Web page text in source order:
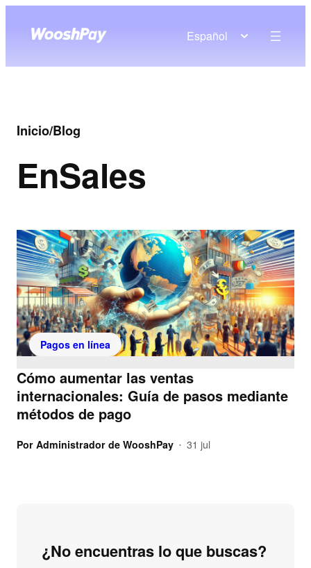
Español
Inicio/Blog
EnSales
Pagos en línea
Cómo aumentar las ventas
internacionales: Guía de pasos mediante
métodos de pago
Por Administrador de WooshPay • 31 jul
¿No encuentras lo que buscas?